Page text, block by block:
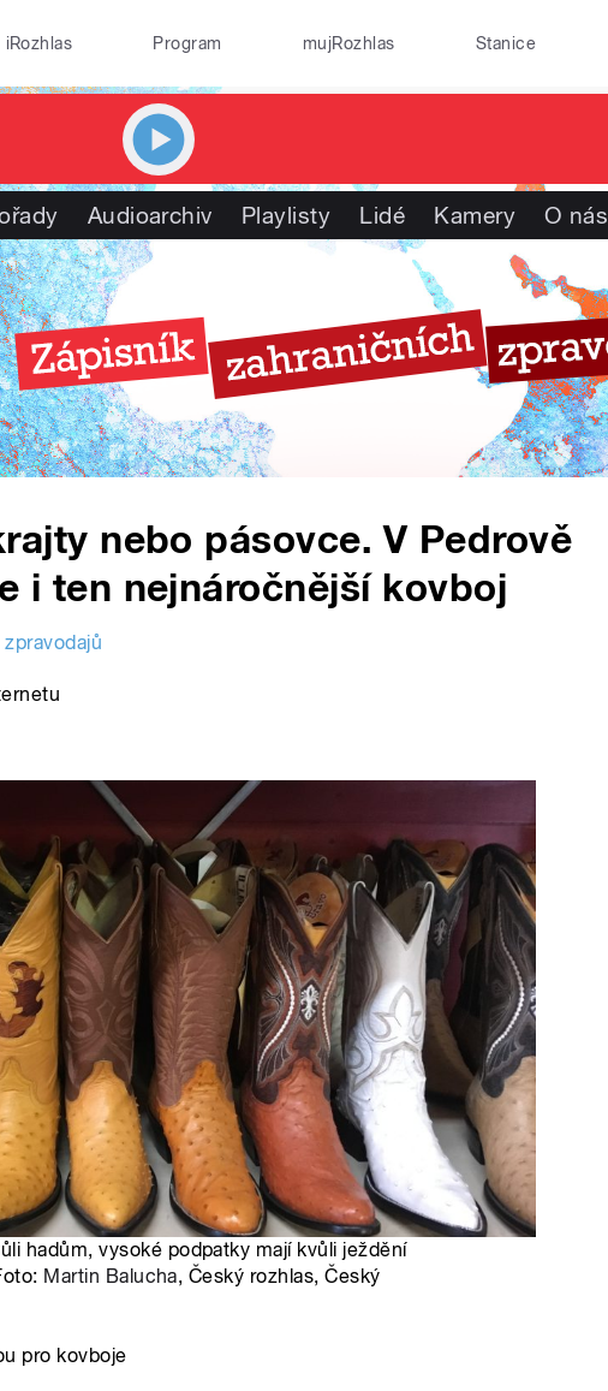
iRozhlas Program mujRozhlas Stanice
Audioarchiv Playlisty Lidé Kamery O nás
nebo pásovce. V Pedrově
i ten nejnáročnější kovboj
hadům, vysoké podpatky mají kvůli ježdění
Martin Balucha, Český rozhlas, Český
pro kovboje